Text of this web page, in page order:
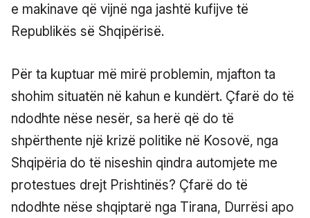
e makinave që vijnë nga jashtë kufijve të
Republikës së Shqipërisë.
Për ta kuptuar më mirë problemin, mjafton ta
shohim situatën në kahun e kundërt. Çfarë do të
ndodhte nëse nesër, sa herë që do të
shpërthente një krizë politike në Kosovë, nga
Shqipëria do të niseshin qindra automjete me
protestues drejt Prishtinës? Çfarë do të
ndodhte nëse shqiptarë nga Tirana, Durrësi apo